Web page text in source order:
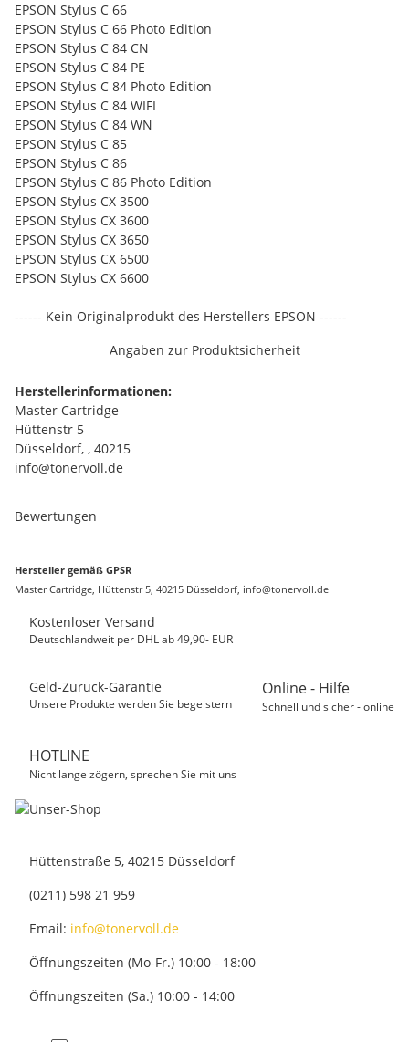
EPSON Stylus C 66
EPSON Stylus C 66 Photo Edition
EPSON Stylus C 84 CN
EPSON Stylus C 84 PE
EPSON Stylus C 84 Photo Edition
EPSON Stylus C 84 WIFI
EPSON Stylus C 84 WN
EPSON Stylus C 85
EPSON Stylus C 86
EPSON Stylus C 86 Photo Edition
EPSON Stylus CX 3500
EPSON Stylus CX 3600
EPSON Stylus CX 3650
EPSON Stylus CX 6500
EPSON Stylus CX 6600
------ Kein Originalprodukt des Herstellers EPSON ------
Angaben zur Produktsicherheit
Herstellerinformationen:
Master Cartridge
Hüttenstr 5
Düsseldorf, , 40215
info@tonervoll.de
Bewertungen
Hersteller gemäß GPSR
Master Cartridge, Hüttenstr 5, 40215 Düsseldorf, info@tonervoll.de
Kostenloser Versand
Deutschlandweit per DHL ab 49,90- EUR
Geld-Zurück-Garantie
Unsere Produkte werden Sie begeistern
Online - Hilfe
Schnell und sicher - online
HOTLINE
Nicht lange zögern, sprechen Sie mit uns
Hüttenstraße 5, 40215 Düsseldorf
(0211) 598 21 959
Email: info@tonervoll.de
Öffnungszeiten (Mo-Fr.) 10:00 - 18:00
Öffnungszeiten (Sa.) 10:00 - 14:00